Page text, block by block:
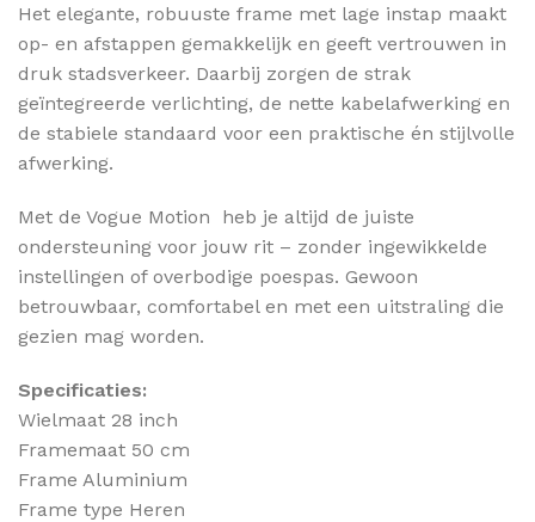
Het elegante, robuuste frame met lage instap maakt
op- en afstappen gemakkelijk en geeft vertrouwen in
druk stadsverkeer. Daarbij zorgen de strak
geïntegreerde verlichting, de nette kabelafwerking en
de stabiele standaard voor een praktische én stijlvolle
afwerking.
Met de Vogue Motion heb je altijd de juiste
ondersteuning voor jouw rit – zonder ingewikkelde
instellingen of overbodige poespas. Gewoon
betrouwbaar, comfortabel en met een uitstraling die
gezien mag worden.
Specificaties:
Wielmaat 28 inch
Framemaat 50 cm
Frame Aluminium
Frame type Heren